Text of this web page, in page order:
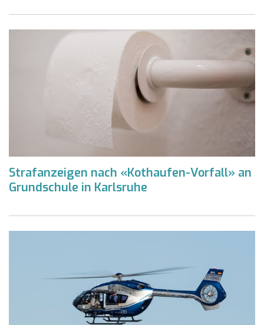
Strafanzeigen nach «Kothaufen-Vorfall» an
Grundschule in Karlsruhe